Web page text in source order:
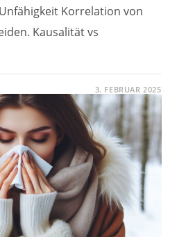
Korrelation von
Kausalität vs
3. FEBRUAR 2025